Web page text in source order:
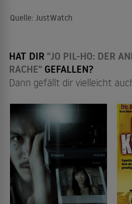
Quelle: JustWatch
HAT DIR "JO PIL-HO: DER
RACHE" GEFALLEN?
Dann gefällt dir vielleicht